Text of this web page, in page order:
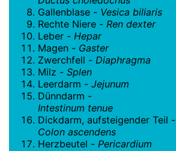
Gallenblase - Vesica biliaris
Rechte Niere - Ren dexter
Leber - Hepar
Magen - Gaster
Zwerchfell - Diaphragma
Milz - Splen
Leerdarm - Jejunum
Dünndarm -
Intestinum tenue
Dickdarm, aufsteigender Teil -
Colon ascendens
Herzbeutel - Pericardium